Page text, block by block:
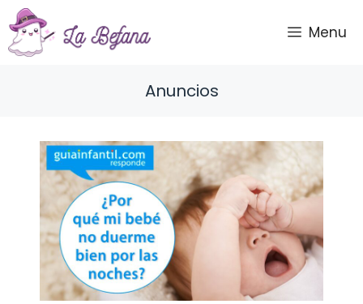
Saltar
al
contenido
Menu
Anuncios